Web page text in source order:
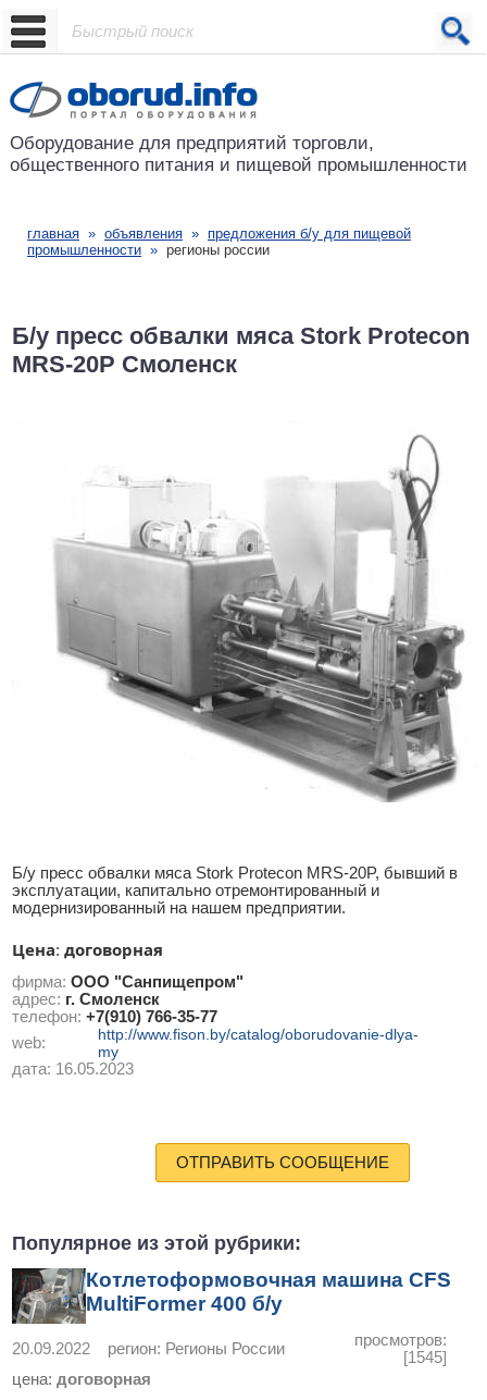
Проект основан в 2001 году
Оборудование для предприятий торговли,
общественного питания и пищевой промышленности
главная » объявления » предложения б/у для пищевой
промышленности » регионы россии
Б/у пресс обвалки мяса Stork Protecon
MRS-20P Смоленск
Б/у пресс обвалки мяса Stork Protecon MRS-20P, бывший в
эксплуатации, капитально отремонтированный и
модернизированный на нашем предприятии.
Цена: договорная
фирма: ООО "Санпищепром"
адрес: г. Смоленск
телефон: +7(910) 766-35-77
web:
http://www.fison.by/catalog/oborudovanie-dlya-
my
дата: 16.05.2023
ОТПРАВИТЬ СООБЩЕНИЕ
Популярное из этой рубрики:
Котлетоформовочная машина CFS
MultiFormer 400 б/у
20.09.2022 регион: Регионы России
просмотров:
[1545]
цена: договорная